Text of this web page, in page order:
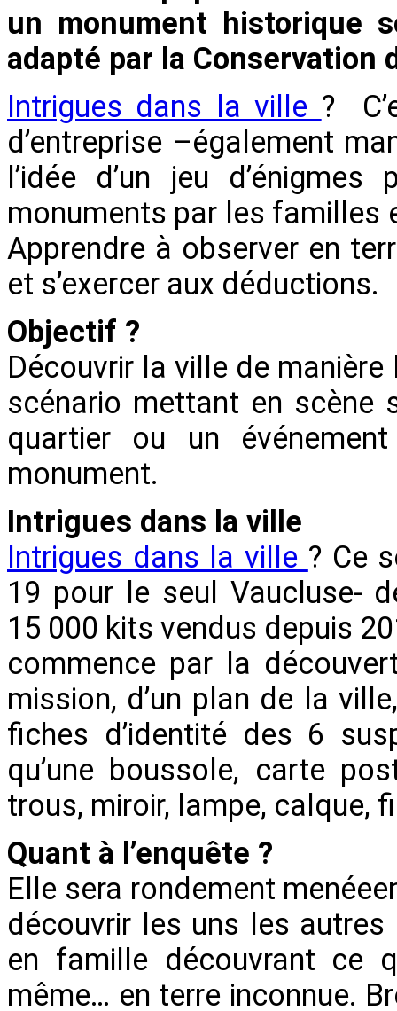
un monument historique
adapté par la Conservation
Intrigues dans la ville ?
d’entreprise –également
l’idée d’un jeu
monuments par les familles
Apprendre à observer en
et s’exercer aux déductions.
Objectif ?
Découvrir la ville de manière
scénario mettant en scène
quartier ou un
monument.
Intrigues dans la ville
Intrigues dans la ville ? Ce
19 pour le seul Vaucluse-
15 000 kits vendus depuis
commence par la
mission, d’un plan de la
fiches d’identité des 6
qu’une boussole, carte
trous, miroir, lampe, calque,
Quant à l’enquête ?
Elle sera rondement
découvrir les uns les
en famille découvrant ce
même… en terre inconnue.